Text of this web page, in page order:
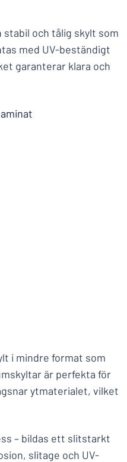
och tålig skylt som
med UV-beständigt
garanterar klara och
i mindre format som
är perfekta för
ytmaterialet, vilket
– bildas ett slitstarkt
slitage och UV-